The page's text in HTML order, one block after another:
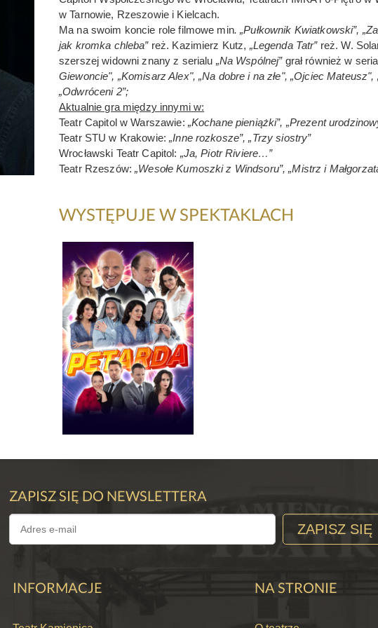
w Tarnowie, Rzeszowie i Kielcach.
Ma na swoim koncie role filmowe min. „Pułkownik Kwiatkowski”,
jak kromka chleba”reż. Kazimierz Kutz, „Legenda Tatr”reż. W.
szerszej widowni znany z serialu „Na Wspólnej”grał również w
Giewoncie", „Komisarz Alex", „Na dobre i na złe", „Ojciec Mateusz",
„Odwróceni 2”;
Aktualnie gra między innymi w:
Teatr Capitol w Warszawie: „Kochane pieniążki”, „Prezent
Teatr STU w Krakowie:„Inne rozkosze”, „Trzy siostry”
Wrocławski Teatr Capitol: „Ja, Piotr Riviere…”
Teatr Rzeszów:„Wesołe Kumoszki z Windsoru”, „Mistrz i
WYSTĘPUJE W SPEKTAKLACH
ZAPISZ SIĘ DO NEWSLETTERA
ZAPISZ SIĘ
INFORMACJE NA STRONIE